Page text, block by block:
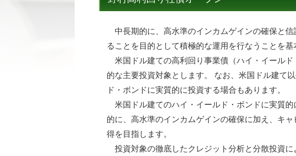
中長期的に、高水準のインカムゲインの確保と信
ることを目的として積極的な運用を行なうことを基
米国ドル建ての高利回り事業債（ハイ・イールド
的な主要投資対象とします。 なお、米国ドル建て
ド・ボンドに実質的に投資する場合もあります。
米国ドル建てのハイ・イールド・ボンドに実質的
的に、高水準のインカムゲインの確保に加え、キ
得を目指します。
投資対象の徹底したクレジット分析と分散投資に